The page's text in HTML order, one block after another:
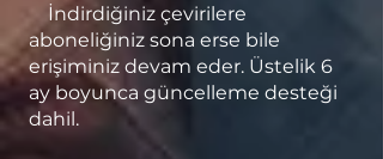
İndirdiğiniz çevirilere
aboneliğiniz sona erse bile
erişiminiz devam eder. Üstelik 6
ay boyunca güncelleme desteği
dahil.